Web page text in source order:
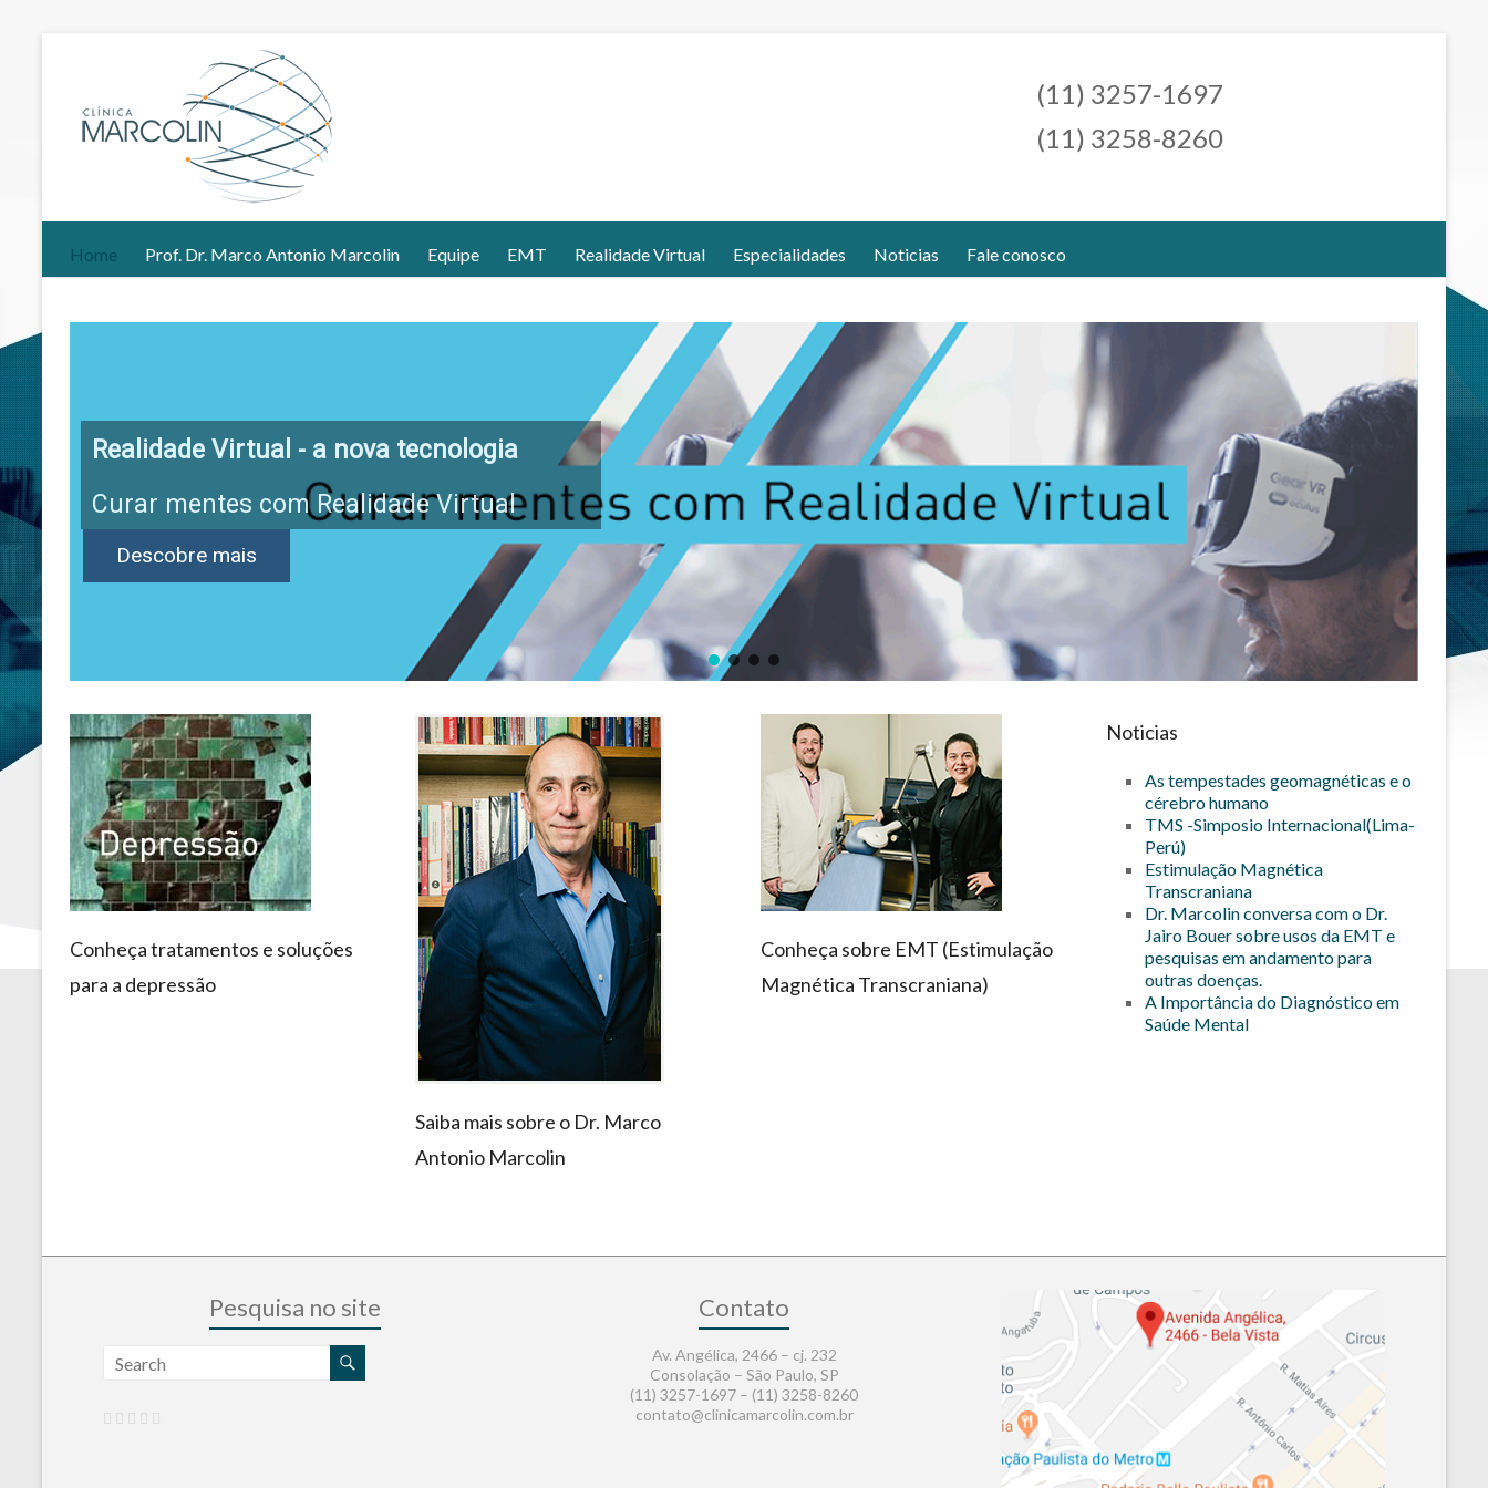
(11) 3257-1697
(11) 3258-8260
Home Prof. Dr. Marco Antonio Marcolin Equipe EMT Realidade Virtual Especialidades Noticias Fale conosco
Realidade Virtual - a nova tecnologia
Curar mentes com Realidade Virtual
Descobre mais
Conheça tratamentos e soluções
para a depressão
Saiba mais sobre o Dr. Marco
Antonio Marcolin
Conheça sobre EMT (Estimulação
Magnética Transcraniana)
Noticias
As tempestades geomagnéticas e o
cérebro humano
TMS -Simposio Internacional(Lima-
Perú)
Estimulação Magnética
Transcraniana
Dr. Marcolin conversa com o Dr.
Jairo Bouer sobre usos da EMT e
pesquisas em andamento para
outras doenças.
A Importância do Diagnóstico em
Saúde Mental
Pesquisa no site Contato
Av. Angélica, 2466 – cj. 232
Consolação – São Paulo, SP
(11) 3257-1697 – (11) 3258-8260
contato@clinicamarcolin.com.br